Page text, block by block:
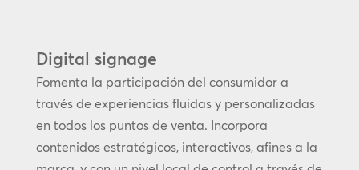
Digital signage
Fomenta la participación del consumidor a
través de experiencias fluidas y personalizadas
en todos los puntos de venta. Incorpora
contenidos estratégicos, interactivos, afines a la